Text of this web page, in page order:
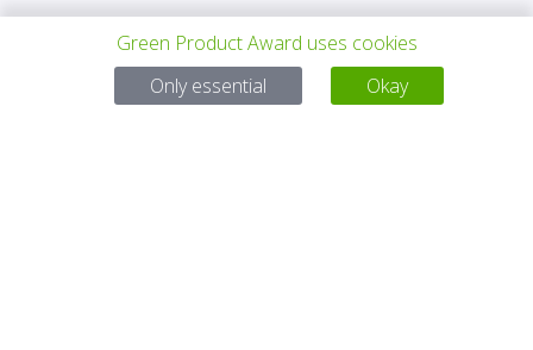
Green Product Award uses cookies
Only essential
Okay